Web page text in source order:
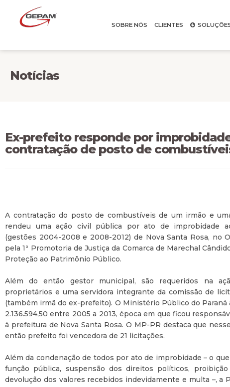
SOBRE NÓS CLIENTES
Notícias
Ex-prefeito responde por
contratação de posto de
A contratação do posto de combustíveis de um irmão e
rendeu uma ação civil pública por ato de improbidade
(gestões 2004-2008 e 2008-2012) de Nova Santa Rosa, no
pela 1ª Promotoria de Justiça da Comarca de Marechal
Proteção ao Patrimônio Público.
Além do então gestor municipal, são requeridos na
proprietários e uma servidora integrante da comissão de
(também irmã do ex-prefeito). O Ministério Público do
2.136.594,50 entre 2005 a 2013, época em que ficou
à prefeitura de Nova Santa Rosa. O MP-PR destaca que
então prefeito foi vencedora de 21 licitações.
Além da condenação de todos por ato de improbidade – o
função pública, suspensão dos direitos políticos,
devolução dos valores recebidos indevidamente e multa –, a